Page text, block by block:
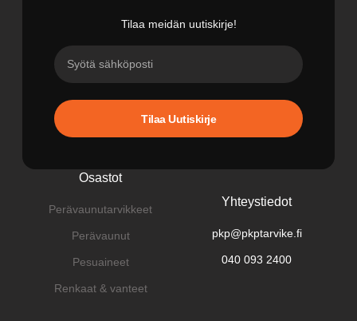
Tilaa meidän uutiskirje!
Tilaa Uutiskirje
Osastot
Perävaunutarvikkeet
Perävaunut
Pesuaineet
Renkaat & vanteet
Yhteystiedot
pkp@pkptarvike.fi
040 093 2400